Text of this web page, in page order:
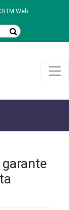
Web
garante